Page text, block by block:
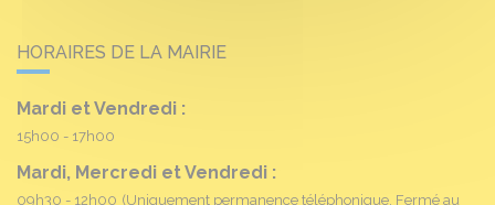
HORAIRES DE LA MAIRIE
Mardi et Vendredi :
15h00 - 17h00
Mardi, Mercredi et Vendredi :
09h30 - 12h00 (Uniquement permanence téléphonique. Fermé au